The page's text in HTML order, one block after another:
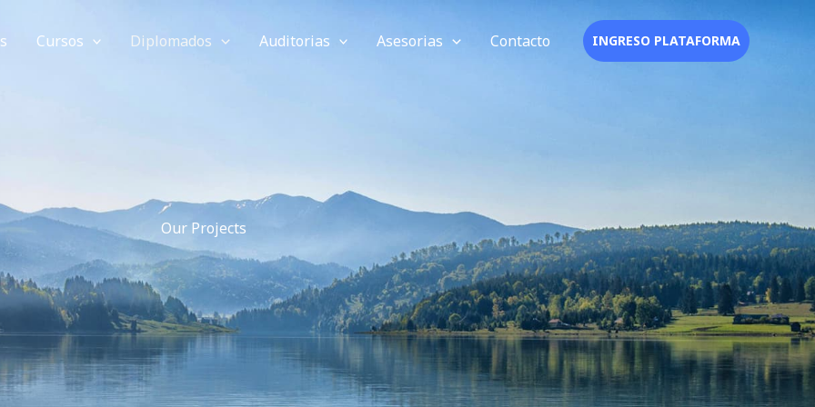
Cursos Diplomados Auditorias Asesorias Contacto INGRESO PLATAFORMA
Our Projects